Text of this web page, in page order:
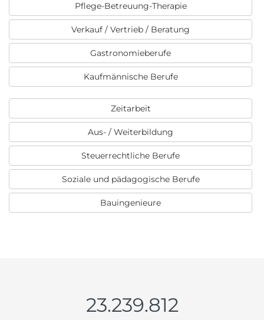
Pflege-Betreuung-Therapie
Verkauf / Vertrieb / Beratung
Gastronomieberufe
Kaufmännische Berufe
Zeitarbeit
Aus- / Weiterbildung
Steuerrechtliche Berufe
Soziale und pädagogische Berufe
Bauingenieure
23.239.812